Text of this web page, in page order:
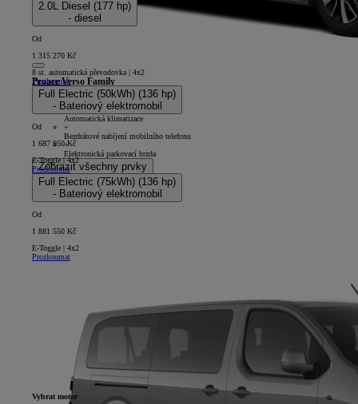
Proace Verso Family
+
Automatická klimatizace
+
Bezdrátové nabíjení mobilního telefonu
+
Elektronická parkovací brzda
Zobrazit všechny prvky
2.0L Diesel (177 hp)
- diesel
Od
1 315 270 Kč
8 st. automatická převodovka | 4x2
Prozkoumat
Full Electric (50kWh) (136 hp)
- Bateriový elektromobil
Od
1 687 950 Kč
E-Toggle | 4x2
Prozkoumat
Full Electric (75kWh) (136 hp)
- Bateriový elektromobil
Od
1 881 550 Kč
E-Toggle | 4x2
Prozkoumat
Vybrat motor